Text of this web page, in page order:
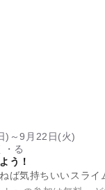
)～9月22日(火)
・る
う！
ば気持ちいいスライ